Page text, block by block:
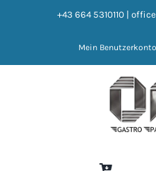
+43 664 5310110
Mein Benutzerkonto